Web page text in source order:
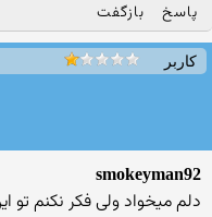
پاسخ بازگفت
کاربر
smokeyman92
دلم میخواد ولی فکر نکنم تو